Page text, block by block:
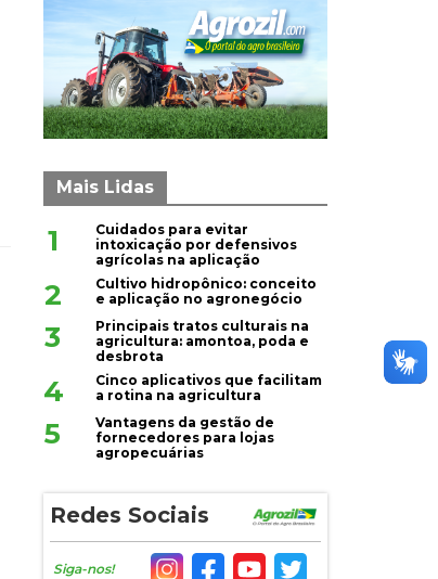
Mais Lidas
1
Cuidados para evitar
intoxicação por defensivos
agrícolas na aplicação
2
Cultivo hidropônico: conceito
e aplicação no agronegócio
3
Principais tratos culturais na
agricultura: amontoa, poda e
desbrota
4
Cinco aplicativos que facilitam
a rotina na agricultura
5
Vantagens da gestão de
fornecedores para lojas
agropecuárias
Redes Sociais
Siga-nos!